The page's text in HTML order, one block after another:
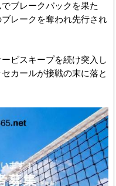
ブレークバックを果た
レークを奪われ先行され
ビスキープを続け突入し
カールが接戦の末に落と